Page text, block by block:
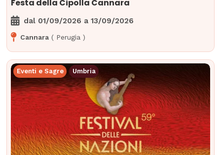
Festa della Cipolla Cannara
dal 01/09/2026 a 13/09/2026
Cannara ( Perugia )
Eventi e Sagre Umbria